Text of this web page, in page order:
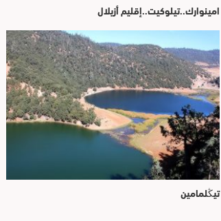
امينوارك..تيلوكيت..إقليم أزيلال
تيڭلمامين